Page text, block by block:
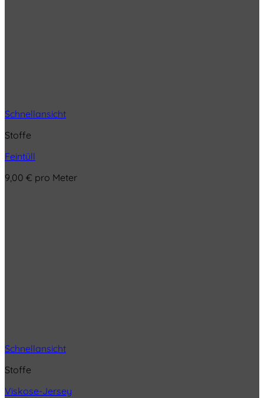
Schnellansicht
Stoffe
Feintüll
9,00 € pro Meter
Schnellansicht
Stoffe
Viskose-Jersey